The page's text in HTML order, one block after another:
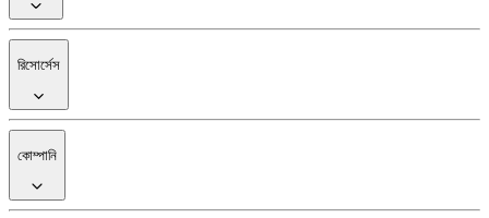
রিসোর্সেস
কোম্পানি